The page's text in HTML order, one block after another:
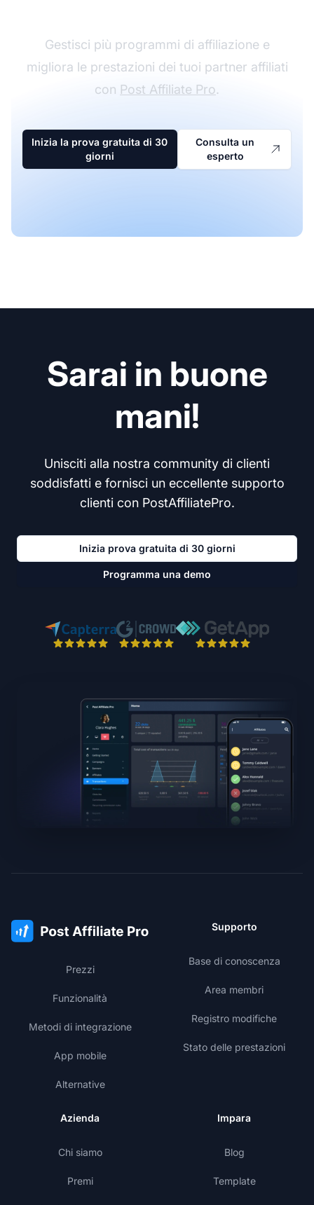
Gestisci più programmi di affiliazione e
migliora le prestazioni dei tuoi partner affiliati
con Post Affiliate Pro.
Inizia la prova gratuita di 30
giorni
Consulta un
esperto
Sarai in buone
mani!
Unisciti alla nostra community di clienti
soddisfatti e fornisci un eccellente supporto
clienti con PostAffiliatePro.
Inizia prova gratuita di 30 giorni
Programma una demo
Prezzi
Funzionalità
Metodi di integrazione
App mobile
Alternative
Supporto
Base di conoscenza
Area membri
Registro modifiche
Stato delle prestazioni
Azienda
Chi siamo
Premi
Impara
Blog
Template